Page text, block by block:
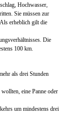
Hochwasser,
Sie müssen zur
erheblich gilt die
Die
100 km.
als drei Stunden
eine Panne oder
um mindestens drei